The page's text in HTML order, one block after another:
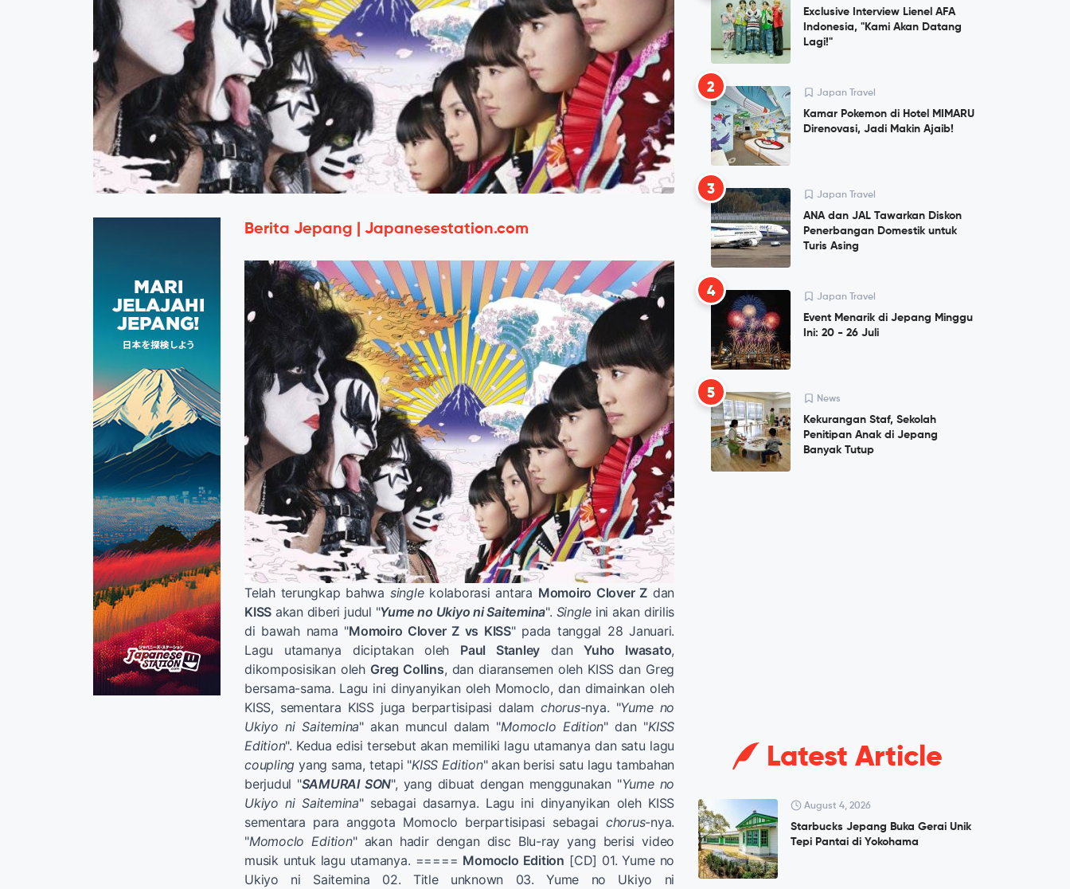
Berita Jepang | Japanesestation.com
Telah terungkap bahwa singlekolaborasi antara Momoiro Clover Zdan
KISS akan diberi judul "Yume no Ukiyo ni Saitemina". Single ini akan dirilis
di bawah nama "Momoiro Clover Z vs KISS" pada tanggal 28 Januari.
Lagu utamanya diciptakan oleh Paul Stanley danYuho Iwasato,
dikomposisikan oleh Greg Collins, dan diaransemen oleh KISS dan Greg
bersama-sama. Lagu ini dinyanyikan oleh Momoclo, dan dimainkan oleh
KISS, sementara KISS juga berpartisipasi dalamchorus-nya. "Yume no
Ukiyo ni Saitemina" akan muncul dalam "Momoclo Edition" dan "KISS
Edition". Kedua edisi tersebut akan memiliki lagu utamanya dan satu lagu
coupling yang sama, tetapi "KISS Edition" akan berisi satu lagu tambahan
berjudul "SAMURAI SON", yang dibuat dengan menggunakan "Yume no
Ukiyo ni Saitemina" sebagai dasarnya. Lagu ini dinyanyikan oleh KISS
sementara para anggota Momoclo berpartisipasi sebagai chorus-nya.
"Momoclo Edition" akan hadir dengan disc Blu-ray yang berisi video
musik untuk lagu utamanya. ===== Momoclo Edition [CD] 01. Yume no
Ukiyo ni Saitemina 02. Title unknown 03. Yume no Ukiyo ni
Exclusive Interview Lienel AFA
Indonesia, "Kami Akan Datang
Lagi!"
2 Japan Travel
Kamar Pokemon di Hotel MIMARU
Direnovasi, Jadi Makin Ajaib!
3 Japan Travel
ANA dan JAL Tawarkan Diskon
Penerbangan Domestik untuk
Turis Asing
4 Japan Travel
Event Menarik di Jepang Minggu
Ini: 20 - 26 Juli
5 News
Kekurangan Staf, Sekolah
Penitipan Anak di Jepang
Banyak Tutup
Latest Article
August 4, 2026
Starbucks Jepang Buka Gerai Unik
Tepi Pantai di Yokohama